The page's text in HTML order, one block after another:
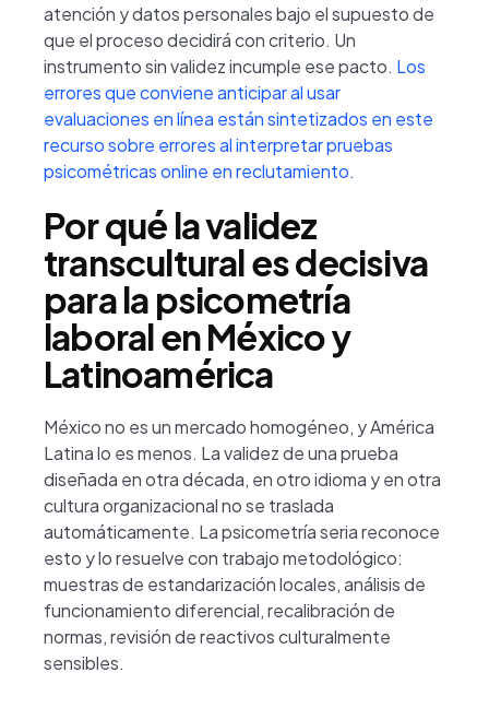
atención y datos personales bajo el supuesto de
que el proceso decidirá con criterio. Un
instrumento sin validez incumple ese pacto. Los
errores que conviene anticipar al usar
evaluaciones en línea están sintetizados en este
recurso sobre errores al interpretar pruebas
psicométricas online en reclutamiento.
Por qué la validez
transcultural es decisiva
para la psicometría
laboral en México y
Latinoamérica
México no es un mercado homogéneo, y América
Latina lo es menos. La validez de una prueba
diseñada en otra década, en otro idioma y en otra
cultura organizacional no se traslada
automáticamente. La psicometría seria reconoce
esto y lo resuelve con trabajo metodológico:
muestras de estandarización locales, análisis de
funcionamiento diferencial, recalibración de
normas, revisión de reactivos culturalmente
sensibles.